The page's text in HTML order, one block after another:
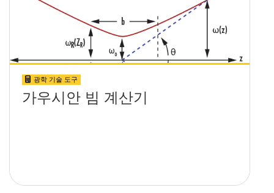
광학 기술 도구
가우시안 빔 계산기